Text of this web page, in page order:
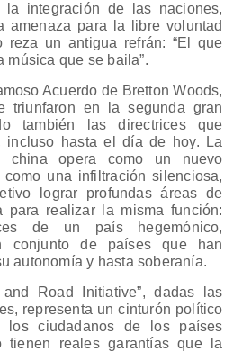
la integración de las naciones,
amenaza para la libre voluntad
reza un antigua refrán: “El que
música que se baila”.
Acuerdo de Bretton Woods,
triunfaron en la segunda gran
también las directrices que
incluso hasta el día de hoy. La
china opera como un nuevo
una infiltración silenciosa,
lograr profundas áreas de
para realizar la misma función:
de un país hegemónico,
conjunto de países que han
autonomía y hasta soberanía.
Road Initiative”, dadas las
representa un cinturón político
ciudadanos de los países
tienen reales garantías que la